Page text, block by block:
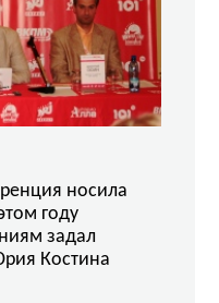
носила
году
задал
Костина